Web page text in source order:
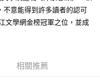
不意能得到許多讀者的認可
文學網金榜冠軍之位，並成
相關推薦